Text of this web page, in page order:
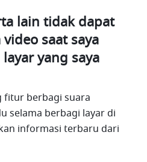
lain tidak dapat
saat saya
yang saya
fitur berbagi suara
selama berbagi layar di
informasi terbaru dari